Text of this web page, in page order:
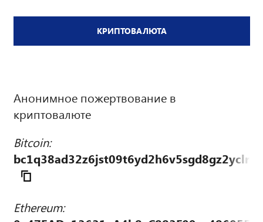
КРИПТОВАЛЮТА
Анонимное пожертвование в
криптовалюте
Bitcoin:
Ethereum: